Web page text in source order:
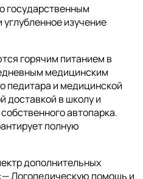
государственным
изучение
горячим питанием в
медицинским
педитара и медицинской
доставкой в школу и
автопарка.
полную
дополнительных
Логопедическую помощь и